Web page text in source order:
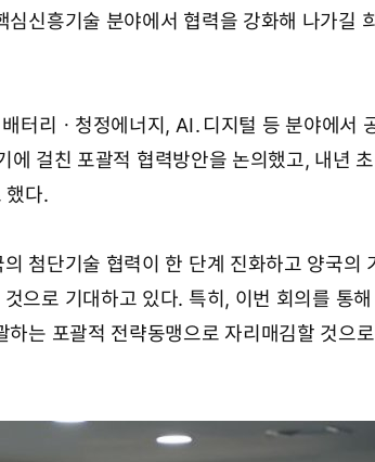
신흥기술 분야에서 협력을 강화해 나가길
터리ㆍ청정에너지, AI․디지털 등 분야에서
에 걸친 포괄적 협력방안을 논의했고, 내년
했다.
첨단기술 협력이 한 단계 진화하고 양국의
으로 기대하고 있다. 특히, 이번 회의를 통해
는 포괄적 전략동맹으로 자리매김할 것으